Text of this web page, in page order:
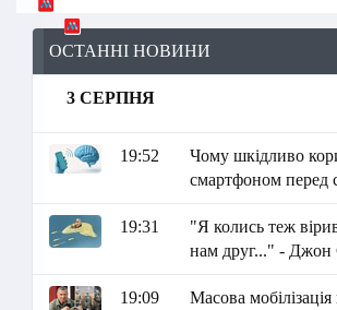
ОСТАННІ НОВИНИ
3 СЕРПНЯ
19:52
Чому шкідливо
смартфоном перед
19:31
"Я колись теж
нам друг..." - Джон
19:09
Масова мобілізація